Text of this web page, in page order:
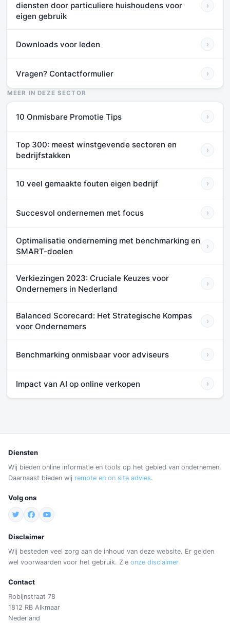
diensten door particuliere huishoudens voor
eigen gebruik
›
Downloads voor leden ›
Vragen? Contactformulier ›
MEER IN DEZE SECTOR
10 Onmisbare Promotie Tips ›
Top 300: meest winstgevende sectoren en
bedrijfstakken
›
10 veel gemaakte fouten eigen bedrijf ›
Succesvol ondernemen met focus ›
Optimalisatie onderneming met benchmarking en
SMART-doelen
›
Verkiezingen 2023: Cruciale Keuzes voor
Ondernemers in Nederland
›
Balanced Scorecard: Het Strategische Kompas
voor Ondernemers
›
Benchmarking onmisbaar voor adviseurs ›
Impact van AI op online verkopen ›
Diensten
Wij bieden online informatie en tools op het gebied van ondernemen.
Daarnaast bieden wij remote en on site advies.
Volg ons
Disclaimer
Wij besteden veel zorg aan de inhoud van deze website. Er gelden
wel voorwaarden voor het gebruik. Zie onze disclaimer
Contact
Robijnstraat 78
1812 RB Alkmaar
Nederland